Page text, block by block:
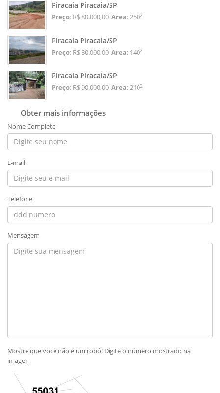
Piracaia Piracaia/SP
Preço: R$ 80.000,00 Area: 2502
Piracaia Piracaia/SP
Preço: R$ 80.000,00 Area: 1402
Piracaia Piracaia/SP
Preço: R$ 90.000,00 Area: 2102
Obter mais informações
Nome Completo
E-mail
Telefone
Mensagem
Mostre que você não é um robô! Digite o número mostrado na
imagem